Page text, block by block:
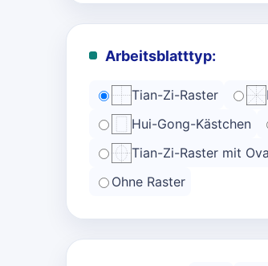
Arbeitsblatttyp:
Tian-Zi-Raster
Hui-Gong-Kästchen
Tian-Zi-Raster mit
Ohne Raster